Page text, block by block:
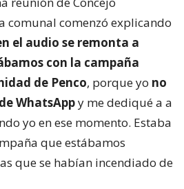
comunal comenzó explicando
el audio se remonta a
con la campaña
de Penco, porque yo no
WhatsAppy me dediqué a a
yo en ese momento. Estaba
que estábamos
que se habían incendiado de